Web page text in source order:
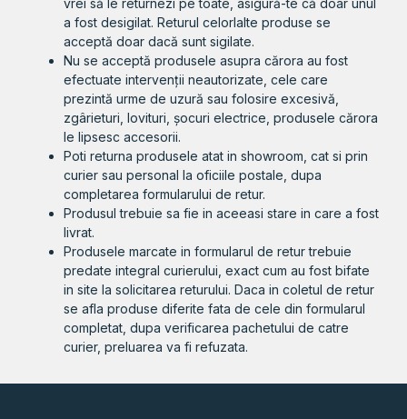
vrei să le returnezi pe toate, asigură-te că doar unul
a fost desigilat. Returul celorlalte produse se
acceptă doar dacă sunt sigilate.
Nu se acceptă produsele asupra cărora au fost
efectuate intervenții neautorizate, cele care
prezintă urme de uzură sau folosire excesivă,
zgârieturi, lovituri, șocuri electrice, produsele cărora
le lipsesc accesorii.
Poti returna produsele atat in showroom, cat si prin
curier sau personal la oficiile postale, dupa
completarea formularului de retur.
Produsul trebuie sa fie in aceeasi stare in care a fost
livrat.
Produsele marcate in formularul de retur trebuie
predate integral curierului, exact cum au fost bifate
in site la solicitarea returului. Daca in coletul de retur
se afla produse diferite fata de cele din formularul
completat, dupa verificarea pachetului de catre
curier, preluarea va fi refuzata.